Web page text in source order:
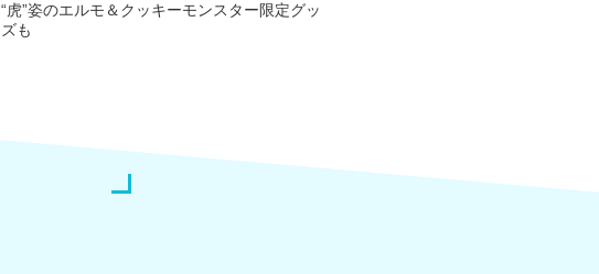
“虎”姿のエルモ＆クッキーモンスター限定グッ
ズも